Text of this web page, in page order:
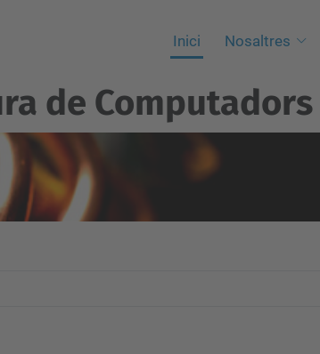
Inici Nosaltres
de Computadors